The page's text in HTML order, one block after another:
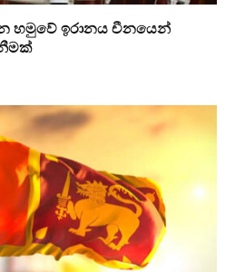
හමුවේ ඉරානය චීනයෙන්